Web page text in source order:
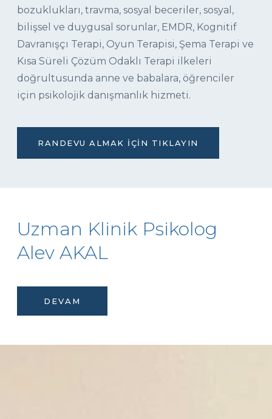
bozuklukları, travma, sosyal beceriler, sosyal,
bilişsel ve duygusal sorunlar, EMDR, Kognitif
Davranışçı Terapi, Oyun Terapisi, Şema Terapi ve
Kısa Süreli Çözüm Odaklı Terapi ilkeleri
doğrultusunda anne ve babalara, öğrenciler
için psikolojik danışmanlık hizmeti.
RANDEVU ALMAK İÇIN TIKLAYIN
Uzman Klinik Psikolog
Alev AKAL
DEVAM